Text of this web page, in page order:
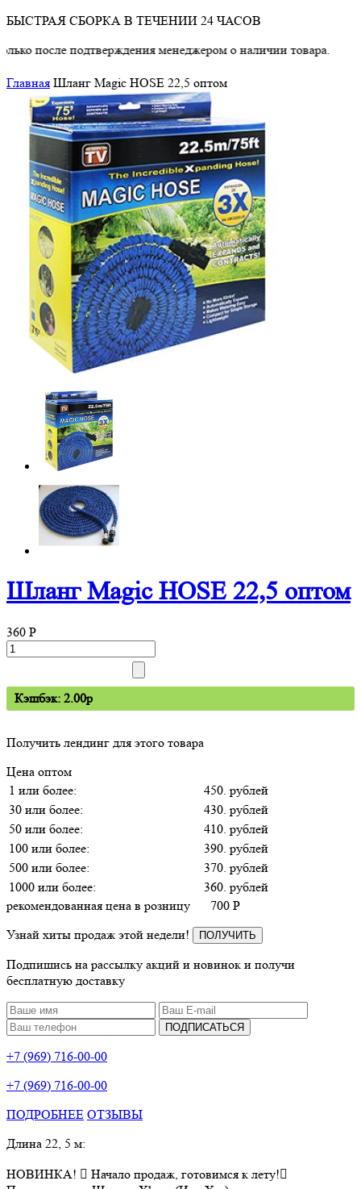
БЫСТРАЯ СБОРКА В ТЕЧЕНИИ 24 ЧАСОВ
подтверждения менеджером о наличии товара.
Главная Шланг Magic HOSE 22,5 оптом
Шланг Magic HOSE 22,5 оптом
360 P
Кэшбэк: 2.00p
Получить лендинг для этого товара
Цена оптом
1 или более:
450. рублей
30 или более:
430. рублей
50 или более:
410. рублей
100 или более:
390. рублей
500 или более:
370. рублей
1000 или более:
360. рублей
рекомендованная цена в розницу
700 P
Узнай хиты продаж этой недели!
ПОЛУЧИТЬ
Подпишись на рассылку акций и новинок и получи
бесплатную доставку
ПОДПИСАТЬСЯ
+7 (969) 716-00-00
+7 (969) 716-00-00
ПОДРОБНЕЕ ОТЗЫВЫ
Длина 22, 5 м:
НОВИНКА!  Начало продаж, готовимся к лету!